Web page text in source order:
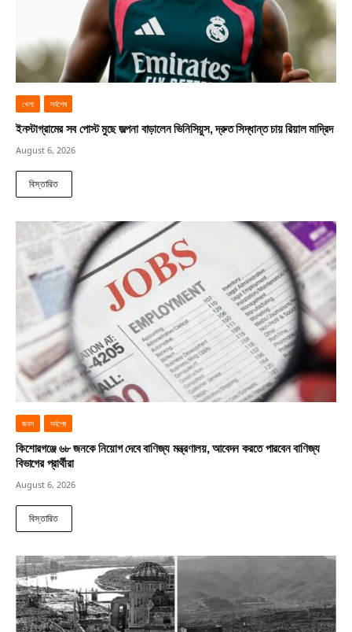
খেলা সর্বশেষ
ইনস্টাগ্রামের সব পোস্ট মুছে জল্পনা বাড়ালেন ভিনিসিয়ুস, দ্রুত সিদ্ধান্ত চায় রিয়াল মাদ্রিদ
August 6, 2026
বিস্তারিত
জবস সর্বশেষ
কিশোরগঞ্জে ৬৮ জনকে নিয়োগ দেবে বাণিজ্য মন্ত্রণালয়, আবেদন করতে পারবেন বাণিজ্য
বিভাগের প্রার্থীরা
August 6, 2026
বিস্তারিত